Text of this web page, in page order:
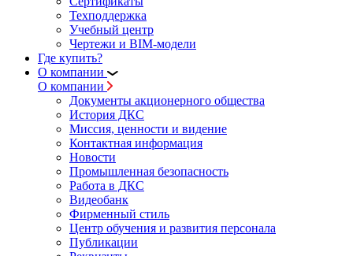
Техподдержка
Учебный центр
Чертежи и BIM-модели
Где купить?
О компании
О компании
Документы акционерного общества
История ДКС
Миссия, ценности и видение
Контактная информация
Новости
Промышленная безопасность
Работа в ДКС
Видеобанк
Фирменный стиль
Центр обучения и развития персонала
Публикации